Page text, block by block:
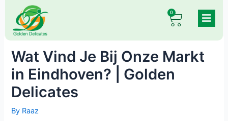
content
0
Cart
Wat Vind Je Bij Onze Markt
in Eindhoven? | Golden
Delicates
By Raaz
navigation